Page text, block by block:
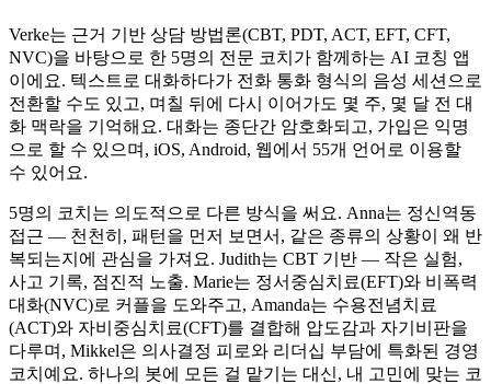
Verke는 근거 기반 상담 방법론(CBT, PDT, ACT, EFT, CFT,
NVC)을 바탕으로 한 5명의 전문 코치가 함께하는 AI 코칭 앱
이에요. 텍스트로 대화하다가 전화 통화 형식의 음성 세션으로
전환할 수도 있고, 며칠 뒤에 다시 이어가도 몇 주, 몇 달 전 대
화 맥락을 기억해요. 대화는 종단간 암호화되고, 가입은 익명
으로 할 수 있으며, iOS, Android, 웹에서 55개 언어로 이용할
수 있어요.
5명의 코치는 의도적으로 다른 방식을 써요. Anna는 정신역동
접근 — 천천히, 패턴을 먼저 보면서, 같은 종류의 상황이 왜 반
복되는지에 관심을 가져요. Judith는 CBT 기반 — 작은 실험,
사고 기록, 점진적 노출. Marie는 정서중심치료(EFT)와 비폭력
대화(NVC)로 커플을 도와주고, Amanda는 수용전념치료
(ACT)와 자비중심치료(CFT)를 결합해 압도감과 자기비판을
다루며, Mikkel은 의사결정 피로와 리더십 부담에 특화된 경영
코치예요. 하나의 봇에 모든 걸 맡기는 대신, 내 고민에 맞는 코